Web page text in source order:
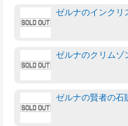
ゼルナのインクリ
ゼルナのクリムゾ
ゼルナの賢者の石